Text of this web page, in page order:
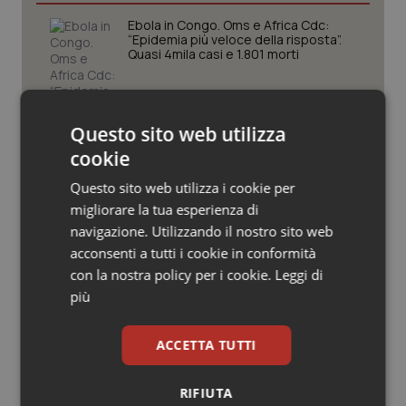
Veneto
Oncoematologia
Oncologia & Nutrizione
Psoriasi & pelle
Quotidiano Cardiologia
Quotidiano Chirurgia
Quotidiano Oncologia
Quotidiano Pediatria
Ebola in Congo. Oms e Africa Cdc:
“Epidemia più veloce della risposta”.
Quasi 4mila casi e 1.801 morti
“Sorveglianza e dati scientifici, senza
allarmismi. Sistema italiano
preparato”
La spesa farmaceutica sale a 39,3
miliardi (+6%). Prosegue il boom dei
farmaci per diabete e obesità e cala
uso antibiotici. Ecco il Rapporto
OsMed 2025
revisione del prontuario alla
governance, ecco le novità
Questo sito web utilizza
cookie
Questo sito web utilizza i cookie per
migliorare la tua esperienza di
navigazione. Utilizzando il nostro sito web
acconsenti a tutti i cookie in conformità
con la nostra policy per i cookie. Leggi di
più
ACCETTA TUTTI
RIFIUTA